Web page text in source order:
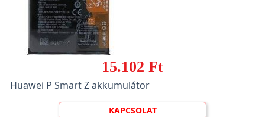
15.102 Ft
Huawei P Smart Z akkumulátor
KAPCSOLAT